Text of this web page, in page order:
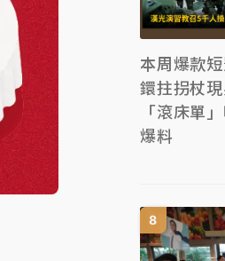
本周爆款
鐶拄拐杖
「滾床單
爆料